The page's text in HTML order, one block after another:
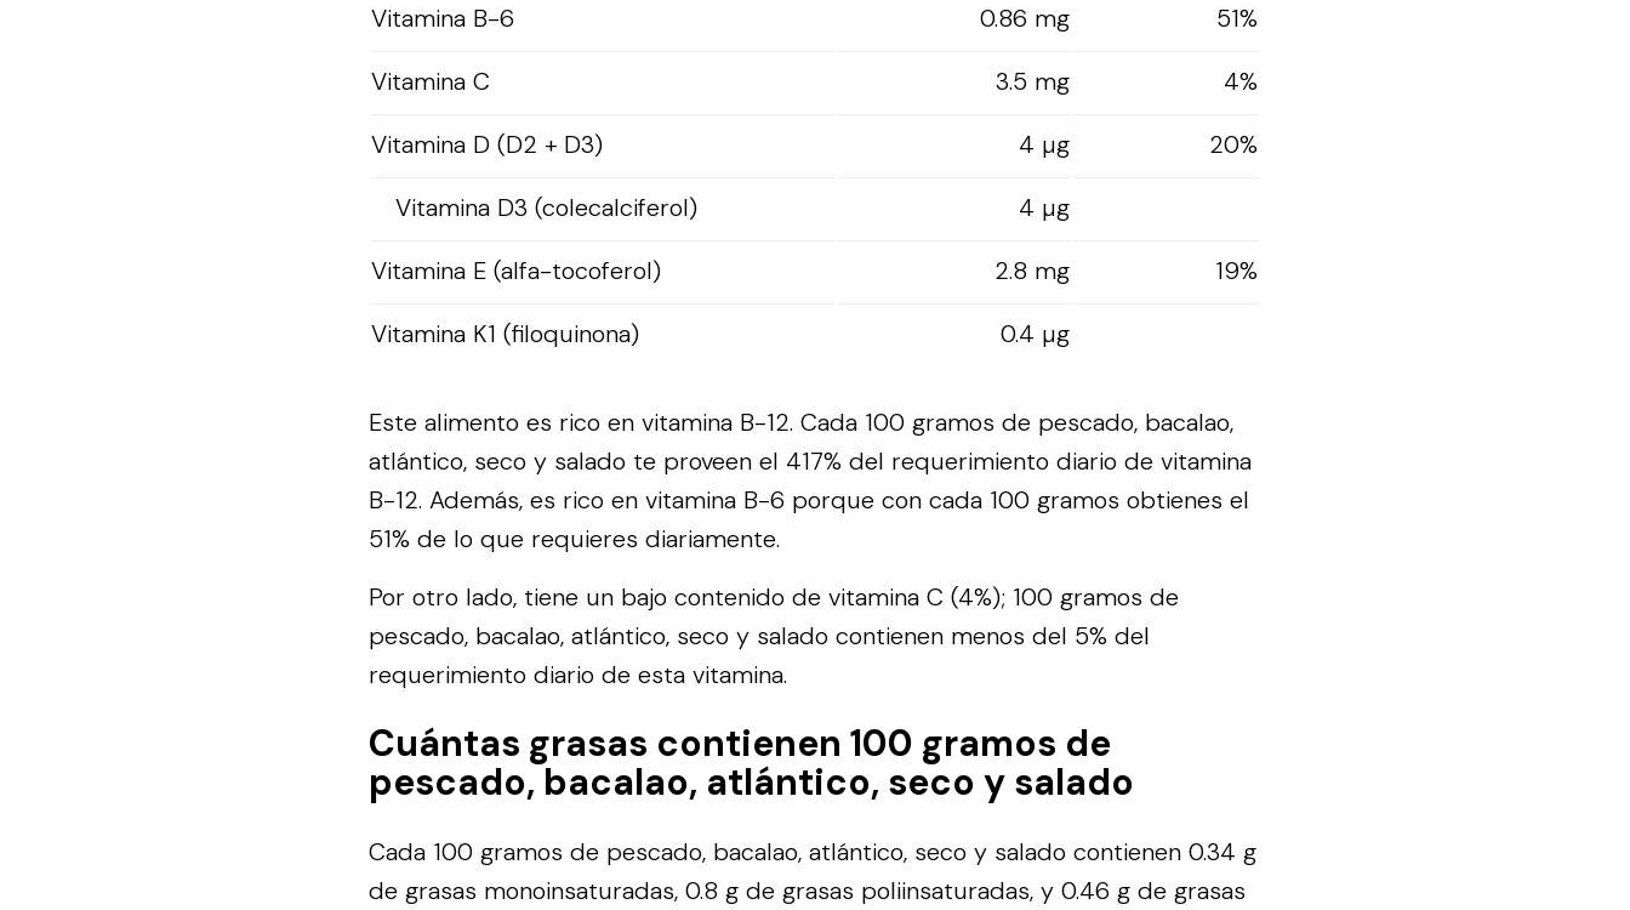
Vitamina B-6
0.86 mg
51%
Vitamina C
3.5 mg
4%
Vitamina D (D2 + D3)
4 µg
20%
Vitamina D3 (colecalciferol)
4 µg
Vitamina E (alfa-tocoferol)
2.8 mg
19%
Vitamina K1 (filoquinona)
0.4 µg
Este alimento es rico en vitamina B-12. Cada 100 gramos de pescado, bacalao,
atlántico, seco y salado te proveen el 417% del requerimiento diario de vitamina
B-12. Además, es rico en vitamina B-6 porque con cada 100 gramos obtienes el
51% de lo que requieres diariamente.
Por otro lado, tiene un bajo contenido de vitamina C (4%); 100 gramos de
pescado, bacalao, atlántico, seco y salado contienen menos del 5% del
requerimiento diario de esta vitamina.
Cuántas grasas contienen 100 gramos de
pescado, bacalao, atlántico, seco y salado
Cada 100 gramos de pescado, bacalao, atlántico, seco y salado contienen 0.34 g
de grasas monoinsaturadas, 0.8 g de grasas poliinsaturadas, y 0.46 g de grasas